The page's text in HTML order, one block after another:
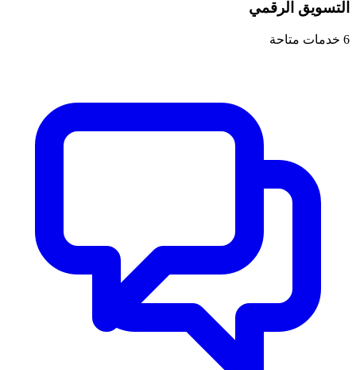
التسويق الرقمي
6 خدمات متاحة